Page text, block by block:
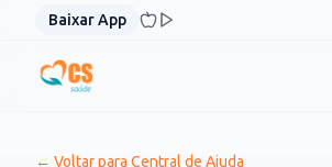
Pular para o conteúdo
Baixar App
← Voltar para Central de Ajuda